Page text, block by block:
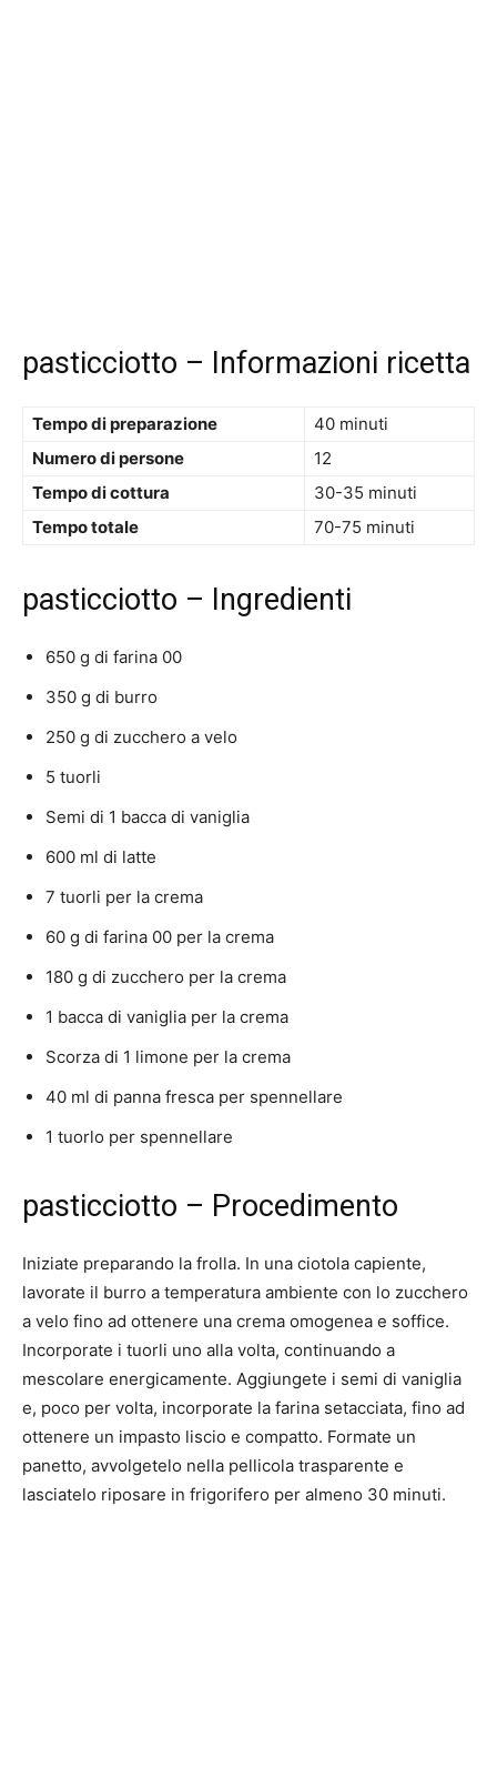
pasticciotto – Informazioni ricetta
Tempo di preparazione
40 minuti
Numero di persone
12
Tempo di cottura
30-35 minuti
Tempo totale
70-75 minuti
pasticciotto – Ingredienti
650 g di farina 00
350 g di burro
250 g di zucchero a velo
5 tuorli
Semi di 1 bacca di vaniglia
600 ml di latte
7 tuorli per la crema
60 g di farina 00 per la crema
180 g di zucchero per la crema
1 bacca di vaniglia per la crema
Scorza di 1 limone per la crema
40 ml di panna fresca per spennellare
1 tuorlo per spennellare
pasticciotto – Procedimento
Iniziate preparando la frolla. In una ciotola capiente,
lavorate il burro a temperatura ambiente con lo zucchero
a velo fino ad ottenere una crema omogenea e soffice.
Incorporate i tuorli uno alla volta, continuando a
mescolare energicamente. Aggiungete i semi di vaniglia
e, poco per volta, incorporate la farina setacciata, fino ad
ottenere un impasto liscio e compatto. Formate un
panetto, avvolgetelo nella pellicola trasparente e
lasciatelo riposare in frigorifero per almeno 30 minuti.